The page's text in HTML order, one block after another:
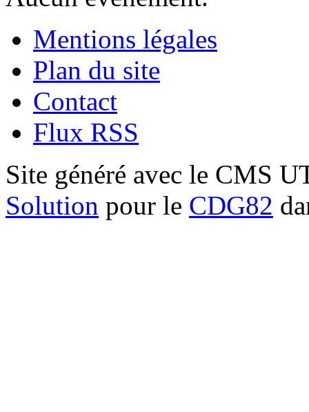
Mentions légales
Plan du site
Contact
Flux RSS
Site généré avec le CMS
Solution pour le CDG82